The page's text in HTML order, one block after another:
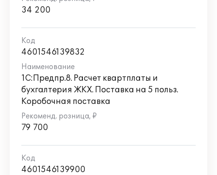
34 200
4601546139832
1С:Предпр.8. Расчет квартплаты и
бухгалтерия ЖКХ. Поставка на 5 польз.
Коробочная поставка
79 700
4601546139900